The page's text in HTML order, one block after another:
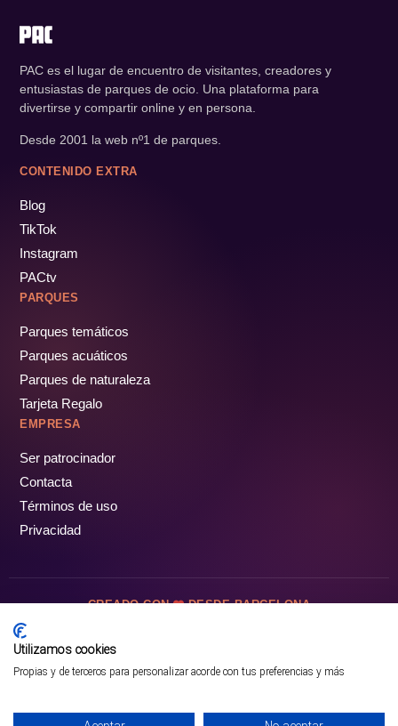
PAC es el lugar de encuentro de visitantes, creadores y
entusiastas de parques de ocio. Una plataforma para
divertirse y compartir online y en persona.
Desde 2001 la web nº1 de parques.
CONTENIDO EXTRA
Blog
TikTok
Instagram
PACtv
PARQUES
Parques temáticos
Parques acuáticos
Parques de naturaleza
Tarjeta Regalo
EMPRESA
Ser patrocinador
Contacta
Términos de uso
Privacidad
CREADO CON DESDE BARCELONA
Utilizamos cookies
Propias y de terceros para personalizar acorde con tus preferencias y más